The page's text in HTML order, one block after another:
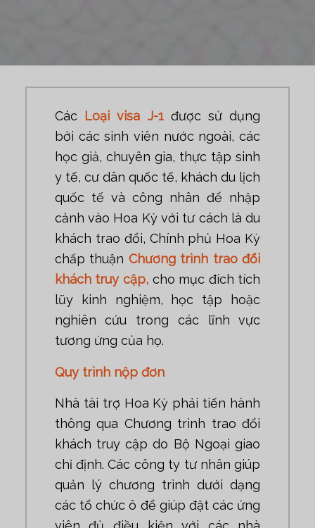
Các Loại visa J-1được sử dụng
bởi các sinh viên nước ngoài, các
học giả, chuyên gia, thực tập sinh
y tế, cư dân quốc tế, khách du lịch
quốc tế và công nhân để nhập
cảnh vào Hoa Kỳ với tư cách là du
khách trao đổi, Chính phủ Hoa Kỳ
chấp thuận Chương trình trao đổi
khách truy cập,cho mục đích tích
lũy kinh nghiệm, học tập hoặc
nghiên cứu trong các lĩnh vực
tương ứng của họ.
Quy trình nộp đơn
Nhà tài trợ Hoa Kỳ phải tiến hành
thông qua Chương trình trao đổi
khách truy cập do Bộ Ngoại giao
chỉ định. Các công ty tư nhân giúp
quản lý chương trình dưới dạng
các tổ chức ô để giúp đặt các ứng